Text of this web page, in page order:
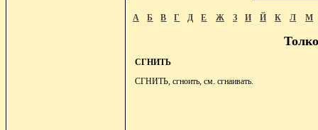
А Б В Г Д Е Ж З И Й К Л М
СГНИТЬ
СГНИТЬ, сгноить, см. сгнаивать.